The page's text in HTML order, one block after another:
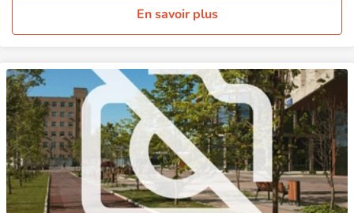
En savoir plus